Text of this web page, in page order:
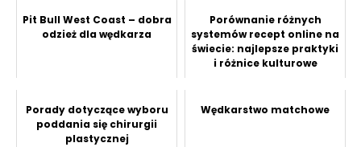
Pit Bull West Coast – dobra
odzież dla wędkarza
Porównanie różnych
systemów recept online na
świecie: najlepsze praktyki
i różnice kulturowe
Porady dotyczące wyboru
poddania się chirurgii
plastycznej
Wędkarstwo matchowe